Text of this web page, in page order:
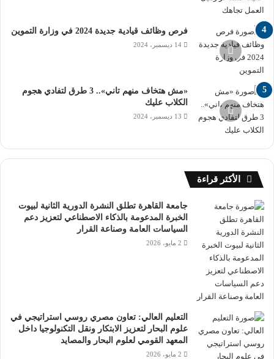
فرص وظائف قيادية جديدة 2024 في وزارة التموين
14 ديسمبر، 2024
«مش هتخاف منهم تاني».. 3 طرق لتفادي هجوم
الكلاب عليك
13 ديسمبر، 2024
الأكثر قراءة
جامعة القاهرة تطلق النشرة الدورية الثانية لبيوت
الخبرة المدعومة بالذكاء الاصطناعي لتعزيز دعم
السياسات العامة وصناعة القرار
2 مايو، 2026
التعليم العالي: تعاون مصري روسي استراتيجي في
علوم البحار لتعزيز الابتكار ونقل التكنولوجيا داخل
المعهد القومي لعلوم البحار والمصايد
2 مايو، 2026